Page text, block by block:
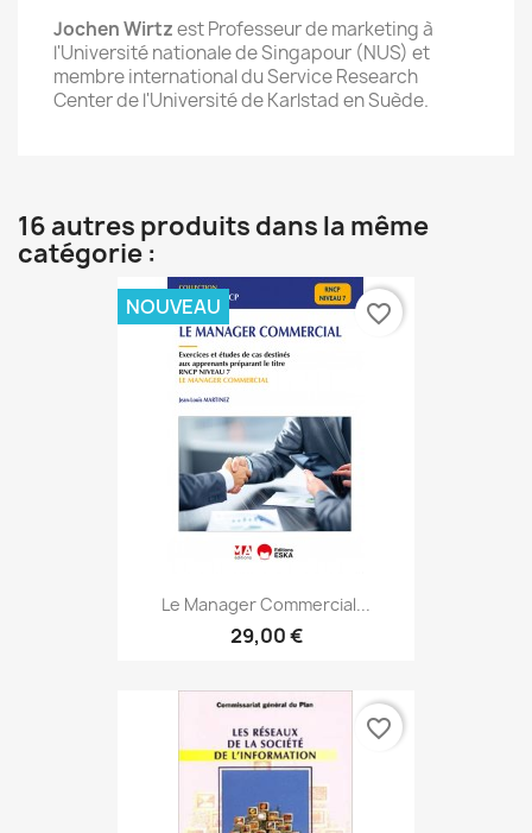
Jochen Wirtzest Professeur de marketing à
l'Université nationale de Singapour (NUS) et
membre international du Service Research
Center de l'Université de Karlstad en Suède.
16 autres produits dans la même
catégorie :
Le Manager Commercial...
29,00 €
NOUVEAU favorite_border
favorite_border